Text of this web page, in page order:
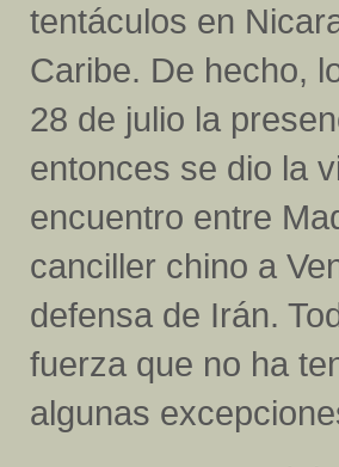
tentáculos en
Caribe. De hecho,
28 de julio la
entonces se dio la
encuentro entre
canciller chino a
defensa de Irán.
fuerza que no ha
algunas